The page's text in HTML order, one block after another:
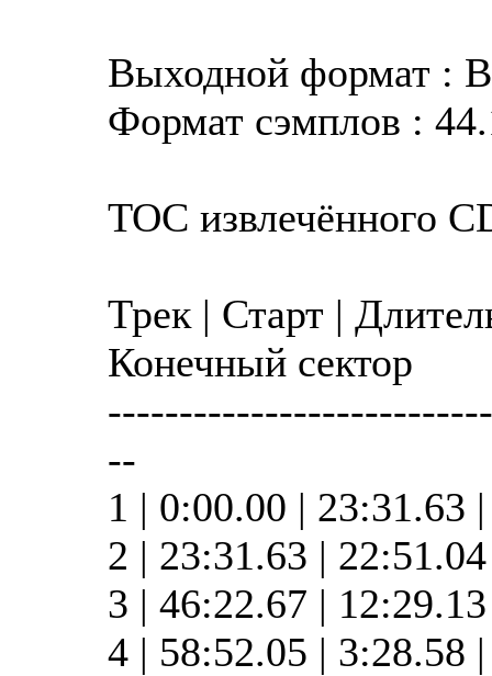
Выходной формат :
Формат сэмплов :
TOC извлечённого
Трек | Старт |
Конечный сектор
--
1 | 0:00.00 | 23:31.63
2 | 23:31.63 |
3 | 46:22.67 |
4 | 58:52.05 | 3:28.58